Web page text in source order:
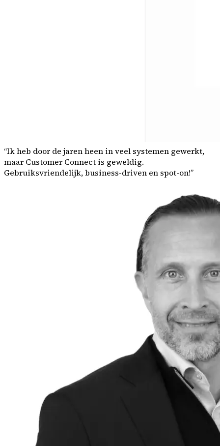
“Ik heb door de jaren heen in veel systemen gewerkt,
maar Customer Connect is geweldig.
Gebruiksvriendelijk, business-driven en spot-on!”